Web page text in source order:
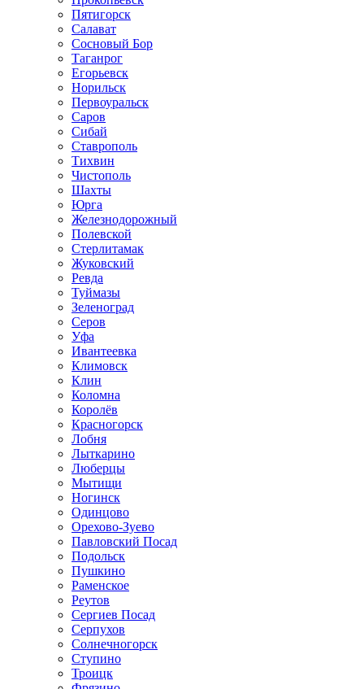
Пятигорск
Салават
Сосновый Бор
Таганрог
Егорьевск
Норильск
Первоуральск
Саров
Сибай
Ставрополь
Тихвин
Чистополь
Шахты
Юрга
Железнодорожный
Полевской
Стерлитамак
Жуковский
Ревда
Туймазы
Зеленоград
Серов
Уфа
Ивантеевка
Климовск
Клин
Коломна
Королёв
Красногорск
Лобня
Лыткарино
Люберцы
Мытищи
Ногинск
Одинцово
Орехово-Зуево
Павловский Посад
Подольск
Пушкино
Раменское
Реутов
Сергиев Посад
Серпухов
Солнечногорск
Ступино
Троицк